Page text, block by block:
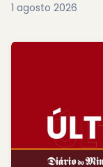
1 agosto 2026